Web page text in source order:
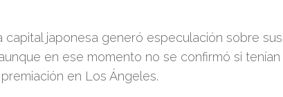
capital japonesa generó especulación sobre
en ese momento no se confirmó si
en Los Ángeles.